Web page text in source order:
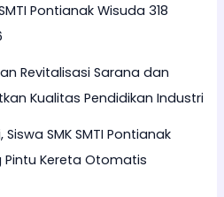
Pontianak Wisuda 318
Revitalisasi Sarana dan
Kualitas Pendidikan Industri
SMK SMTI Pontianak
Kereta Otomatis